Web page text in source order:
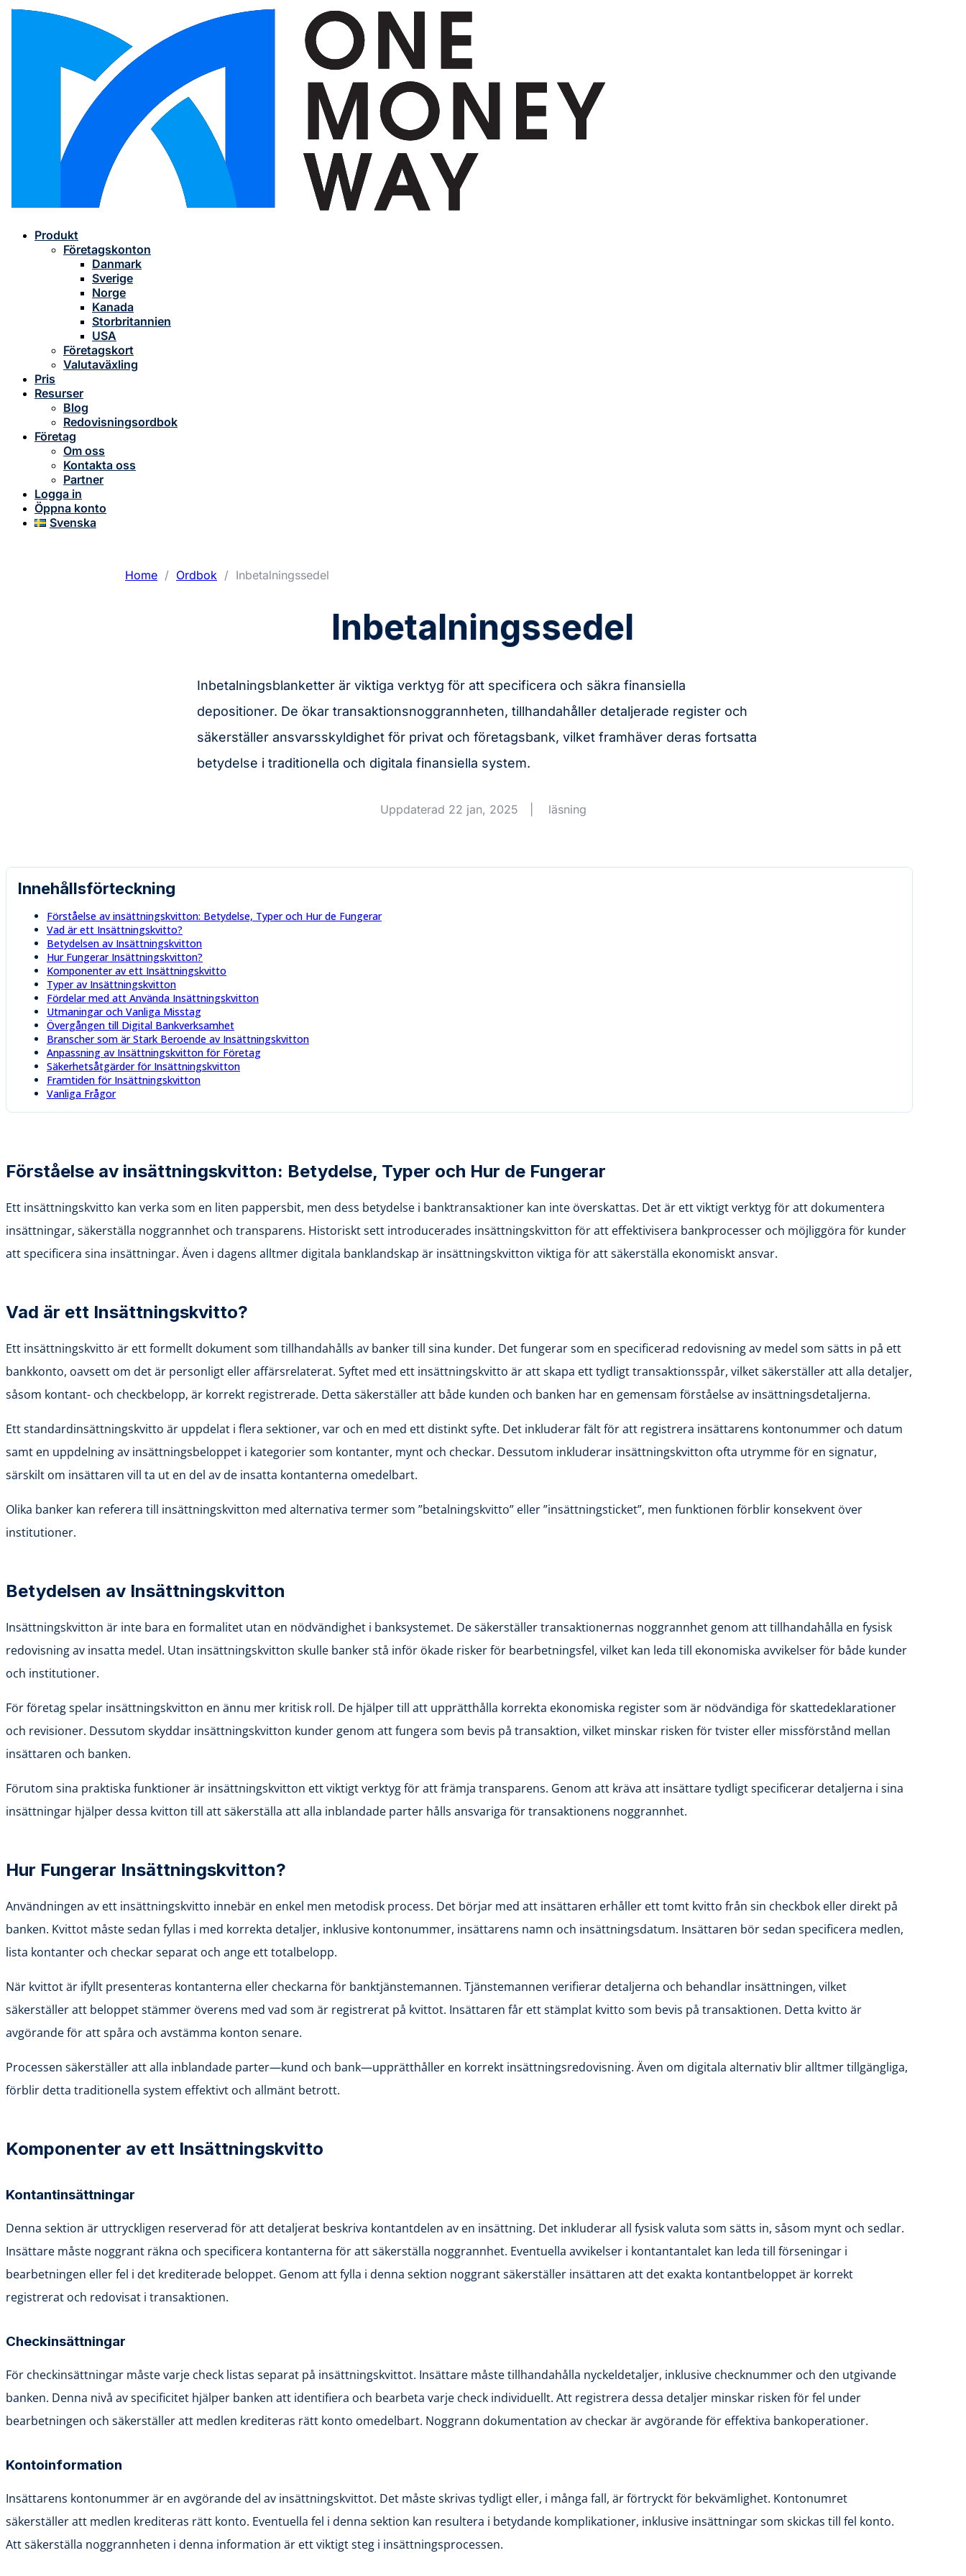
Produkt
Företagskonton
Danmark
Sverige
Norge
Kanada
Storbritannien
USA
Företagskort
Valutaväxling
Pris
Resurser
Blog
Redovisningsordbok
Företag
Om oss
Kontakta oss
Partner
Logga in
Öppna konto
Svenska
Home / Ordbok / Inbetalningssedel
Inbetalningssedel
Inbetalningsblanketter är viktiga verktyg för att specificera och säkra finansiella
depositioner. De ökar transaktionsnoggrannheten, tillhandahåller detaljerade register och
säkerställer ansvarsskyldighet för privat och företagsbank, vilket framhäver deras fortsatta
betydelse i traditionella och digitala finansiella system.
Uppdaterad 22 jan, 2025 läsning
Innehållsförteckning
Förståelse av insättningskvitton: Betydelse, Typer och Hur de Fungerar
Vad är ett Insättningskvitto?
Betydelsen av Insättningskvitton
Hur Fungerar Insättningskvitton?
Komponenter av ett Insättningskvitto
Typer av Insättningskvitton
Fördelar med att Använda Insättningskvitton
Utmaningar och Vanliga Misstag
Övergången till Digital Bankverksamhet
Branscher som är Stark Beroende av Insättningskvitton
Anpassning av Insättningskvitton för Företag
Säkerhetsåtgärder för Insättningskvitton
Framtiden för Insättningskvitton
Vanliga Frågor
Förståelse av insättningskvitton: Betydelse, Typer och Hur de Fungerar
Ett insättningskvitto kan verka som en liten pappersbit, men dess betydelse i banktransaktioner kan inte överskattas. Det är ett viktigt verktyg för att dokumentera
insättningar, säkerställa noggrannhet och transparens. Historiskt sett introducerades insättningskvitton för att effektivisera bankprocesser och möjliggöra för kunder
att specificera sina insättningar. Även i dagens alltmer digitala banklandskap är insättningskvitton viktiga för att säkerställa ekonomiskt ansvar.
Vad är ett Insättningskvitto?
Ett insättningskvitto är ett formellt dokument som tillhandahålls av banker till sina kunder. Det fungerar som en specificerad redovisning av medel som sätts in på ett
bankkonto, oavsett om det är personligt eller affärsrelaterat. Syftet med ett insättningskvitto är att skapa ett tydligt transaktionsspår, vilket säkerställer att alla detaljer,
såsom kontant- och checkbelopp, är korrekt registrerade. Detta säkerställer att både kunden och banken har en gemensam förståelse av insättningsdetaljerna.
Ett standardinsättningskvitto är uppdelat i flera sektioner, var och en med ett distinkt syfte. Det inkluderar fält för att registrera insättarens kontonummer och datum
samt en uppdelning av insättningsbeloppet i kategorier som kontanter, mynt och checkar. Dessutom inkluderar insättningskvitton ofta utrymme för en signatur,
särskilt om insättaren vill ta ut en del av de insatta kontanterna omedelbart.
Olika banker kan referera till insättningskvitton med alternativa termer som ”betalningskvitto” eller ”insättningsticket”, men funktionen förblir konsekvent över
institutioner.
Betydelsen av Insättningskvitton
Insättningskvitton är inte bara en formalitet utan en nödvändighet i banksystemet. De säkerställer transaktionernas noggrannhet genom att tillhandahålla en fysisk
redovisning av insatta medel. Utan insättningskvitton skulle banker stå inför ökade risker för bearbetningsfel, vilket kan leda till ekonomiska avvikelser för både kunder
och institutioner.
För företag spelar insättningskvitton en ännu mer kritisk roll. De hjälper till att upprätthålla korrekta ekonomiska register som är nödvändiga för skattedeklarationer
och revisioner. Dessutom skyddar insättningskvitton kunder genom att fungera som bevis på transaktion, vilket minskar risken för tvister eller missförstånd mellan
insättaren och banken.
Förutom sina praktiska funktioner är insättningskvitton ett viktigt verktyg för att främja transparens. Genom att kräva att insättare tydligt specificerar detaljerna i sina
insättningar hjälper dessa kvitton till att säkerställa att alla inblandade parter hålls ansvariga för transaktionens noggrannhet.
Hur Fungerar Insättningskvitton?
Användningen av ett insättningskvitto innebär en enkel men metodisk process. Det börjar med att insättaren erhåller ett tomt kvitto från sin checkbok eller direkt på
banken. Kvittot måste sedan fyllas i med korrekta detaljer, inklusive kontonummer, insättarens namn och insättningsdatum. Insättaren bör sedan specificera medlen,
lista kontanter och checkar separat och ange ett totalbelopp.
När kvittot är ifyllt presenteras kontanterna eller checkarna för banktjänstemannen. Tjänstemannen verifierar detaljerna och behandlar insättningen, vilket
säkerställer att beloppet stämmer överens med vad som är registrerat på kvittot. Insättaren får ett stämplat kvitto som bevis på transaktionen. Detta kvitto är
avgörande för att spåra och avstämma konton senare.
Processen säkerställer att alla inblandade parter—kund och bank—upprätthåller en korrekt insättningsredovisning. Även om digitala alternativ blir alltmer tillgängliga,
förblir detta traditionella system effektivt och allmänt betrott.
Komponenter av ett Insättningskvitto
Kontantinsättningar
Denna sektion är uttryckligen reserverad för att detaljerat beskriva kontantdelen av en insättning. Det inkluderar all fysisk valuta som sätts in, såsom mynt och sedlar.
Insättare måste noggrant räkna och specificera kontanterna för att säkerställa noggrannhet. Eventuella avvikelser i kontantantalet kan leda till förseningar i
bearbetningen eller fel i det krediterade beloppet. Genom att fylla i denna sektion noggrant säkerställer insättaren att det exakta kontantbeloppet är korrekt
registrerat och redovisat i transaktionen.
Checkinsättningar
För checkinsättningar måste varje check listas separat på insättningskvittot. Insättare måste tillhandahålla nyckeldetaljer, inklusive checknummer och den utgivande
banken. Denna nivå av specificitet hjälper banken att identifiera och bearbeta varje check individuellt. Att registrera dessa detaljer minskar risken för fel under
bearbetningen och säkerställer att medlen krediteras rätt konto omedelbart. Noggrann dokumentation av checkar är avgörande för effektiva bankoperationer.
Kontoinformation
Insättarens kontonummer är en avgörande del av insättningskvittot. Det måste skrivas tydligt eller, i många fall, är förtryckt för bekvämlighet. Kontonumret
säkerställer att medlen krediteras rätt konto. Eventuella fel i denna sektion kan resultera i betydande komplikationer, inklusive insättningar som skickas till fel konto.
Att säkerställa noggrannheten i denna information är ett viktigt steg i insättningsprocessen.